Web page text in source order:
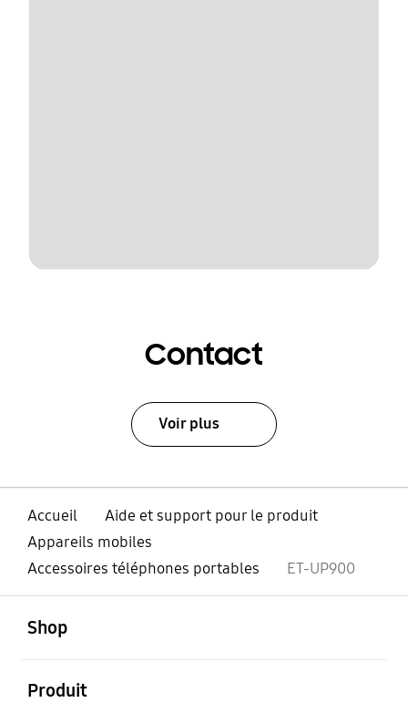
Contact
Voir plus
Accueil
Aide et support pour le produit
Appareils mobiles
Accessoires téléphones portables
ET-UP900
Shop
Produit